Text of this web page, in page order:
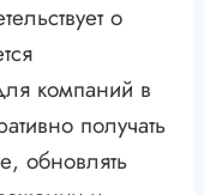
о
компаний в
получать
обновлять